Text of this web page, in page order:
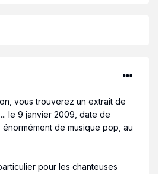
vous trouverez un extrait de
le 9 janvier 2009, date de
de musique pop, au
pour les chanteuses